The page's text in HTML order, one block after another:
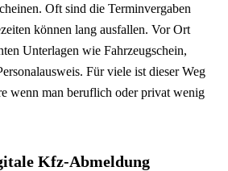
Oft sind die Terminvergaben
können lang ausfallen. Vor Ort
Unterlagen wie Fahrzeugschein,
Für viele ist dieser Weg
wenn man beruflich oder privat wenig
Kfz-Abmeldung